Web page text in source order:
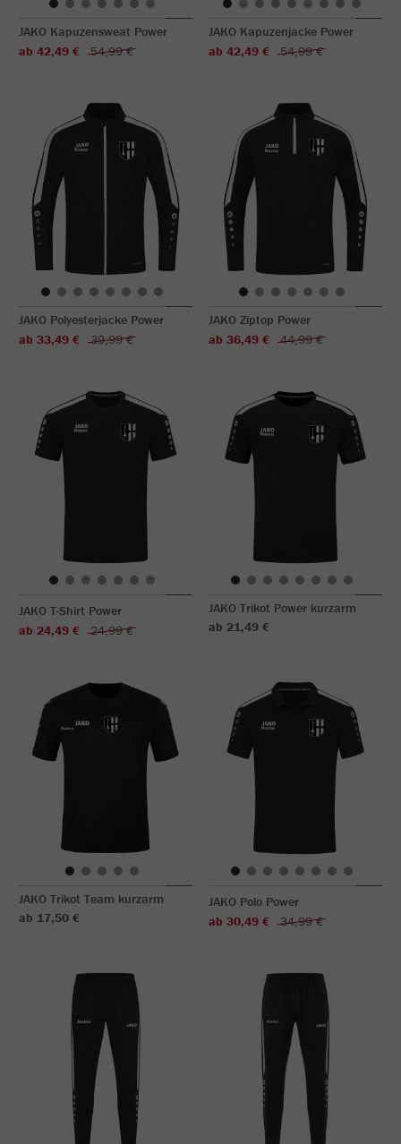
JAKO Kapuzensweat Power
ab 42,49 €
54,99 €
JAKO Kapuzenjacke Power
ab 42,49 €
54,99 €
JAKO Polyesterjacke Power
ab 33,49 €
39,99 €
JAKO Ziptop Power
ab 36,49 €
44,99 €
JAKO T-Shirt Power
ab 24,49 €
24,99 €
JAKO Trikot Power kurzarm
ab 21,49 €
JAKO Trikot Team kurzarm
ab 17,50 €
JAKO Polo Power
ab 30,49 €
34,99 €